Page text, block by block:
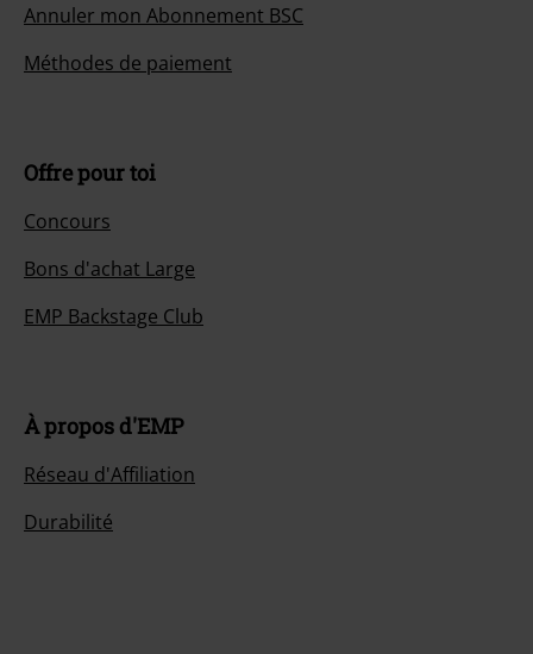
Annuler mon Abonnement BSC
Méthodes de paiement
Offre pour toi
Concours
Bons d'achat Large
EMP Backstage Club
À propos d'EMP
Réseau d'Affiliation
Durabilité